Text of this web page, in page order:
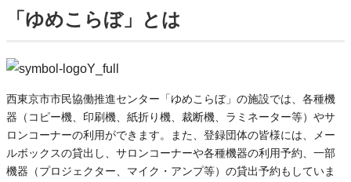
「ゆめこらぼ」とは
西東京市市民協働推進センター「ゆめこらぼ」の施設では、各種機
器（コピー機、印刷機、紙折り機、裁断機、ラミネーター等）やサ
ロンコーナーの利用ができます。また、登録団体の皆様には、メー
ルボックスの貸出し、サロンコーナーや各種機器の利用予約、一部
機器（プロジェクター、マイク・アンプ等）の貸出予約もしていま